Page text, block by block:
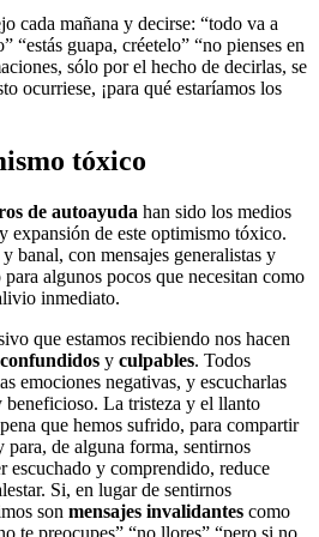
cada mañana y decirse: “todo va a
“estás guapa, créetelo” “no pienses en
sólo por el hecho de decirlas, se
ocurriese, ¡para qué estaríamos los
tóxico
de autoayuda han sido los medios
expansión de este optimismo tóxico.
banal, con mensajes generalistas y
algunos pocos que necesitan como
inmediato.
que estamos recibiendo nos hacen
confundidos y culpables. Todos
emociones negativas, y escucharlas
beneficioso. La tristeza y el llanto
que hemos sufrido, para compartir
para, de alguna forma, sentirnos
escuchado y comprendido, reduce
Si, en lugar de sentirnos
son mensajes invalidantes como
te preocupes” “no llores” “pero si no